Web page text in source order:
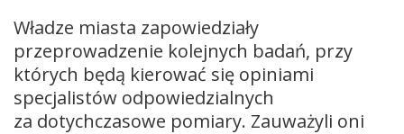
Władze miasta zapowiedziały
przeprowadzenie kolejnych badań, przy
których będą kierować się opiniami
specjalistów odpowiedzialnych
za dotychczasowe pomiary. Zauważyli oni